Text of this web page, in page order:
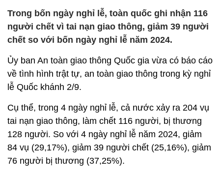
Trong bốn ngày nghỉ lễ, toàn quốc ghi nhận 116
người chết vì tai nạn giao thông, giảm 39 người
chết so với bốn ngày nghỉ lễ năm 2024.
Ủy ban An toàn giao thông Quốc gia vừa có báo cáo
về tình hình trật tự, an toàn giao thông trong kỳ nghỉ
lễ Quốc khánh 2/9.
Cụ thể, trong 4 ngày nghỉ lễ, cả nước xảy ra 204 vụ
tai nạn giao thông, làm chết 116 người, bị thương
128 người. So với 4 ngày nghỉ lễ năm 2024, giảm
84 vụ (29,17%), giảm 39 người chết (25,16%), giảm
76 người bị thương (37,25%).